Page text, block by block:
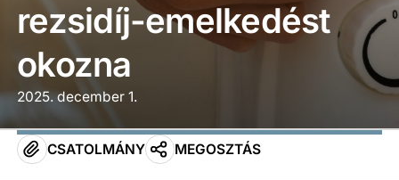
rezsidíj-emelkedést
okozna
2025. december 1.
CSATOLMÁNY MEGOSZTÁS